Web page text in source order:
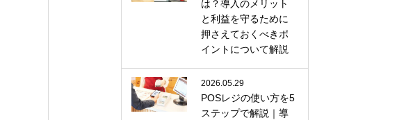
は？導入のメリット
と利益を守るために
押さえておくべきポ
イントについて解説
2026.05.29
POSレジの使い方を5
ステップで解説｜導